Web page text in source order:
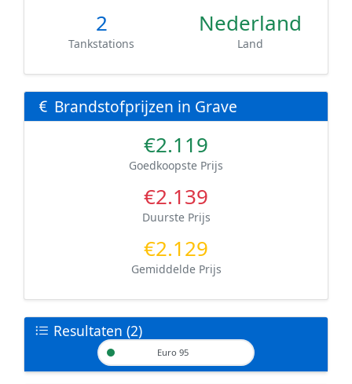
2
Tankstations
Nederland
Land
Brandstofprijzen in Grave
€2.119
Goedkoopste Prijs
€2.139
Duurste Prijs
€2.129
Gemiddelde Prijs
Resultaten (2)
Euro 95